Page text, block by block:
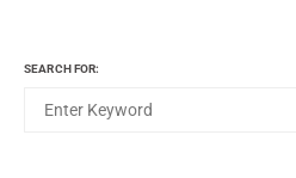
SEARCH FOR: